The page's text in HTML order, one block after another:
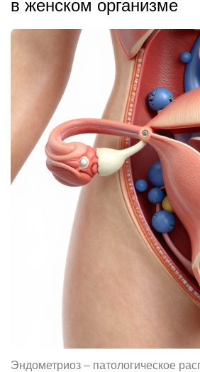
в женском организме
Эндометриоз – патологическое